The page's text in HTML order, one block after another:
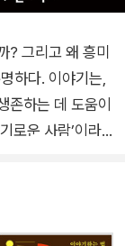
하다. 이야기는,
존하는 데 도움이
로운 사람’이라는
주 가끔씩만 슬기
한 사람이 자신이